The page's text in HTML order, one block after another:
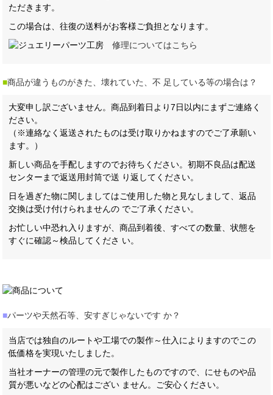
ただきます。
この場合は、往復の送料がお客様ご負担となります。
修理についてはこちら
■商品が違うものがきた、壊れていた、不 足している等の場合は？
大変申し訳ございません。商品到着日より7日以内にまずご連絡く
ださい。
（※連絡なく返送されたものは受け取りかねますのでご了承願い
ます。）
新しい商品を手配しますのでお待ちください。初期不良品は配送
センターまで返送用封筒で送 り返してください。
日を過ぎた物に関しましてはご使用した物と見なしまして、返品
交換は受け付けられませんの でご了承ください。
お忙しい中恐れ入りますが、商品到着後、すべての数量、状態を
すぐに確認～検品してくださ い。
■パーツや天然石等、安すぎじゃないです か？
当店では独自のルートや工場での製作～仕入によりますのでこの
低価格を実現いたしました。
当社オーナーの管理の元で製作したものですので、にせものや品
質が悪いなどの心配はござい ません。ご安心ください。